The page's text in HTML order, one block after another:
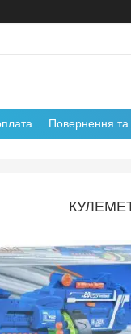
Повернення та